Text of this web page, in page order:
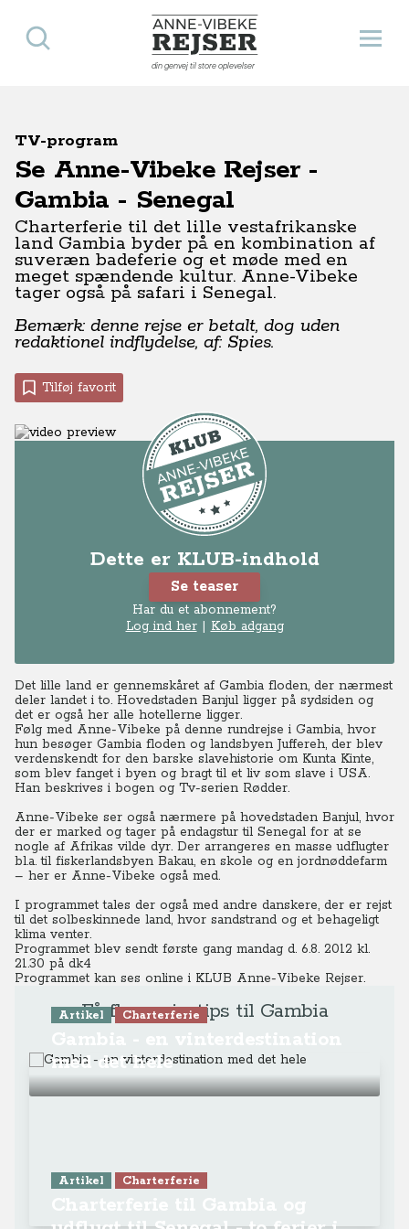
Anne-Vibeke Rejser
din genvej til store oplevelser
Åbn
Søg
TV-program
Se Anne-Vibeke Rejser -
Gambia - Senegal
Charterferie til det lille vestafrikanske
land Gambia byder på en kombination af
suveræn badeferie og et møde med en
meget spændende kultur. Anne-Vibeke
tager også på safari i Senegal.
Bemærk: denne rejse er betalt, dog uden
redaktionel indflydelse, af: Spies.
Tilføj favorit
Dette er KLUB-indhold
Se teaser
Har du et abonnement?
Log ind her| Køb adgang
Det lille land er gennemskåret af Gambia floden, der nærmest
deler landet i to. Hovedstaden Banjul ligger på sydsiden og
det er også her alle hotellerne ligger.
Følg med Anne-Vibeke på denne rundrejse i Gambia, hvor
hun besøger Gambia floden og landsbyen Juffereh, der blev
verdenskendt for den barske slavehistorie om Kunta Kinte,
som blev fanget i byen og bragt til et liv som slave i USA.
Han beskrives i bogen og Tv-serien Rødder.
Anne-Vibeke ser også nærmere på hovedstaden Banjul, hvor
der er marked og tager på endagstur til Senegal for at se
nogle af Afrikas vilde dyr. Der arrangeres en masse udflugter
bl.a. til fiskerlandsbyen Bakau, en skole og en jordnøddefarm
– her er Anne-Vibeke også med.
I programmet tales der også med andre danskere, der er rejst
til det solbeskinnede land, hvor sandstrand og et behageligt
klima venter.
Programmet blev sendt første gang mandag d. 6.8. 2012 kl.
21.30 på dk4
Programmet kan ses onlinei KLUB Anne-Vibeke Rejser.
Få flere rejsetips til Gambia
Artikel Charterferie
med det hele
Artikel Charterferie